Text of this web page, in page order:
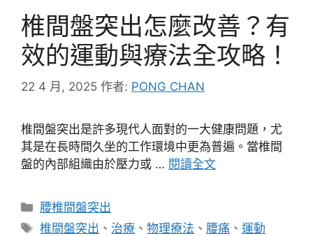
椎間盤突出怎麼改善？有
效的運動與療法全攻略！
22 4 月, 2025 作者: PONG CHAN
椎間盤突出是許多現代人面對的一大健康問題，尤
其是在長時間久坐的工作環境中更為普遍。當椎間
盤的內部組織由於壓力或 … 閱讀全文
分
類
腰椎間盤突出
標
椎間盤突出 、 治療 、物理療法 、 腰痛 、運動